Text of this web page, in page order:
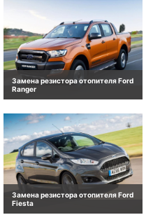
Замена резистора отопителя Ford
Ranger
Замена резистора отопителя Ford
Fiesta